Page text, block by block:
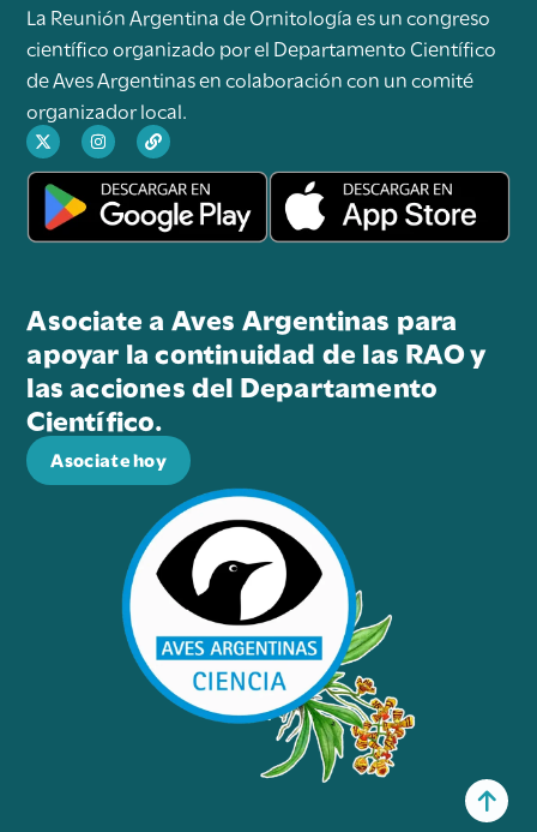
La Reunión Argentina de Ornitología es un congreso
científico organizado por el Departamento Científico
de Aves Argentinas en colaboración con un comité
organizador local.
Asociate a Aves Argentinas para
apoyar la continuidad de las RAO y
las acciones del Departamento
Científico.
Asociate hoy